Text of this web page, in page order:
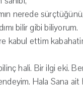
nerede
bilir gibi biliyorum.
kabul ettim
hali. Bir ilgi eki.
Hala Sana ait